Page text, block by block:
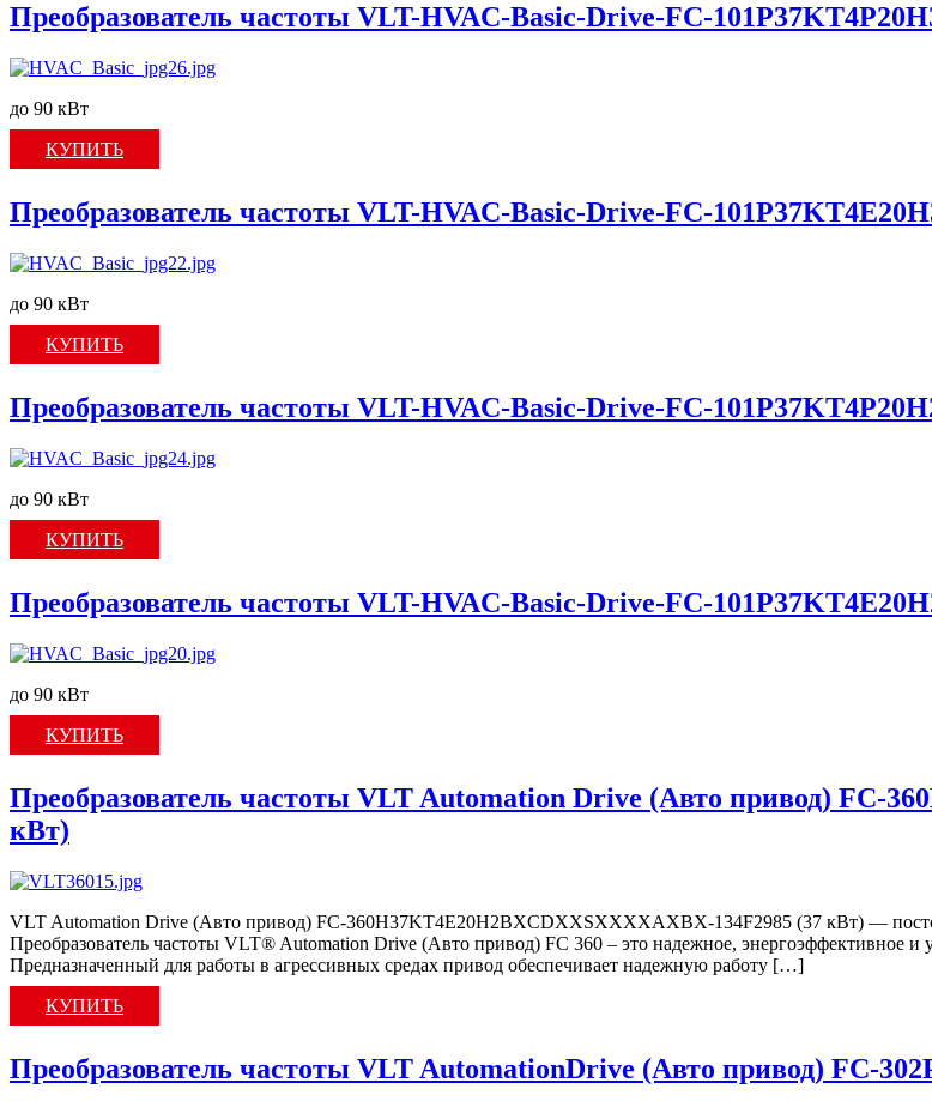
Преобразователь частоты VLT-HVAC-Basic-Drive-FC-
до 90 кВт
КУПИТЬ
Преобразователь частоты VLT-HVAC-Basic-Drive-FC-
до 90 кВт
КУПИТЬ
Преобразователь частоты VLT-HVAC-Basic-Drive-FC-
до 90 кВт
КУПИТЬ
Преобразователь частоты VLT-HVAC-Basic-Drive-FC-
до 90 кВт
КУПИТЬ
Преобразователь частоты VLT Automation Drive (Авто привод) FC-
кВт)
VLT Automation Drive (Авто привод) FC-360H37KT4E20H2BXCDXXSXXXXAXBX-134F2985 (37 кВт) —
Преобразователь частоты VLT® Automation Drive (Авто привод) FC 360 – это надежное, энергоэффективное
Предназначенный для работы в агрессивных средах привод обеспечивает надежную работу […]
КУПИТЬ
Преобразователь частоты VLT AutomationDrive (Авто привод) FC-